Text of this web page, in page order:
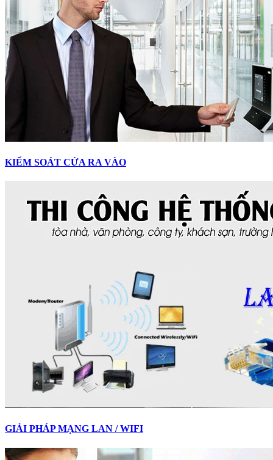
KIỂM SOÁT CỬA RA VÀO
GIẢI PHÁP MẠNG LAN / WIFI